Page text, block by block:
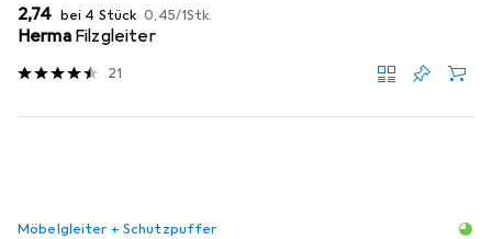
EUR
2,74 bei 4 Stück EUR
0,45/1Stk.
Herma Filzgleiter
21
Möbelgleiter + Schutzpuffer